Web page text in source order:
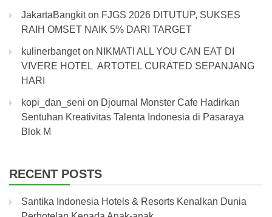
JakartaBangkiton FJGS 2026 DITUTUP, SUKSES
RAIH OMSET NAIK 5% DARI TARGET
kulinerbangeton NIKMATI ALL YOU CAN EAT DI
VIVERE HOTEL ARTOTEL CURATED SEPANJANG
HARI
kopi_dan_seni on Djournal Monster Cafe Hadirkan
Sentuhan Kreativitas Talenta Indonesia di Pasaraya
Blok M
RECENT POSTS
Santika Indonesia Hotels & Resorts Kenalkan Dunia